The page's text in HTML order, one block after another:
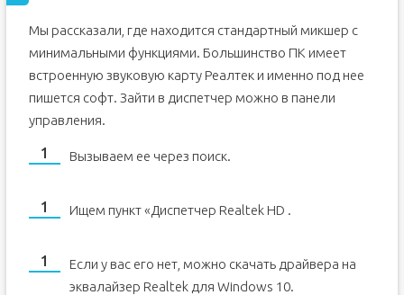
Мы рассказали, где находится стандартный микшер с
минимальными функциями. Большинство ПК имеет
встроенную звуковую карту Реалтек и именно под нее
пишется софт. Зайти в диспетчер можно в панели
управления.
Вызываем ее через поиск.
Ищем пункт «Диспетчер Realtek HD .
Если у вас его нет, можно скачать драйвера на
эквалайзер Realtek для Windows 10.